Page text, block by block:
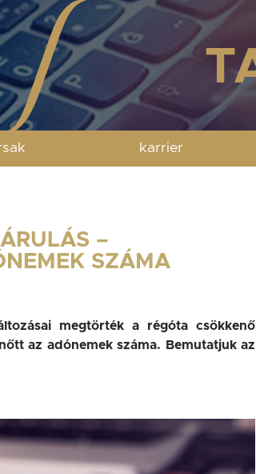
karrier
–
SZÁMA
megtörték a régóta csökkenő
az adónemek száma. Bemutatjuk az